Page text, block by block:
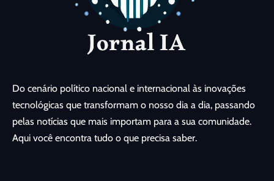
Do cenário político nacional e internacional às inovações
tecnológicas que transformam o nosso dia a dia, passando
pelas notícias que mais importam para a sua comunidade.
Aqui você encontra tudo o que precisa saber.